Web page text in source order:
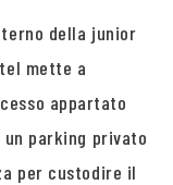
della junior
mette a
appartato
un parking privato
per custodire il